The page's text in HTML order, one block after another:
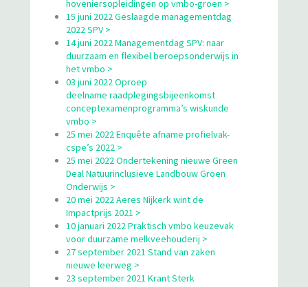
hoveniersopleidingen op vmbo-groen >
15 juni 2022 Geslaagde managementdag
2022 SPV >
14 juni 2022 Managementdag SPV: naar
duurzaam en flexibel beroepsonderwijs in
het vmbo >
03 juni 2022 Oproep
deelname raadplegingsbijeenkomst
conceptexamenprogramma’s wiskunde
vmbo >
25 mei 2022 Enquête afname profielvak-
cspe’s 2022 >
25 mei 2022 Ondertekening nieuwe Green
Deal Natuurinclusieve Landbouw Groen
Onderwijs >
20 mei 2022 Aeres Nijkerk wint de
Impactprijs 2021 >
10 januari 2022 Praktisch vmbo keuzevak
voor duurzame melkveehouderij >
27 september 2021 Stand van zaken
nieuwe leerweg >
23 september 2021 Krant Sterk